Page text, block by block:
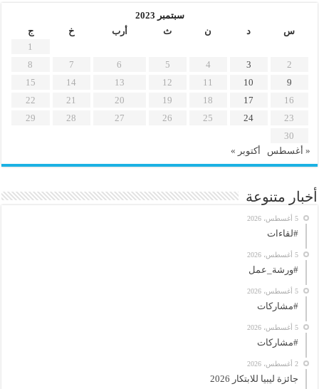
سبتمبر 2023
س
د ن ث أرب خ
ج
1
2
3
4
5
6
7
8
9
10
11
12
13
14
15
16
17
18
19
20
21
22
23
24
25
26
27
28
29
30
« أغسطس
أكتوبر »
أخبار متنوعة
5 أغسطس، 2026
#لقاءات
5 أغسطس، 2026
#ورشة_عمل
5 أغسطس، 2026
#مشاركات
5 أغسطس، 2026
#مشاركات
2 أغسطس، 2026
جائزة ليبيا للابتكار 2026